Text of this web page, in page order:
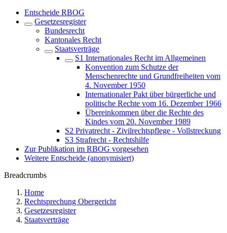
Entscheide RBOG
Gesetzesregister
Bundesrecht
Kantonales Recht
Staatsverträge
S1 Internationales Recht im Allgemeinen
Konvention zum Schutze der
Menschenrechte und Grundfreiheiten vom
4. November 1950
Internationaler Pakt über bürgerliche und
politische Rechte vom 16. Dezember 1966
Übereinkommen über die Rechte des
Kindes vom 20. November 1989
S2 Privatrecht - Zivilrechtspflege - Vollstreckung
S3 Strafrecht - Rechtshilfe
Zur Publikation im RBOG vorgesehen
Weitere Entscheide (anonymisiert)
Breadcrumbs
Home
Rechtsprechung Obergericht
Gesetzesregister
Staatsverträge